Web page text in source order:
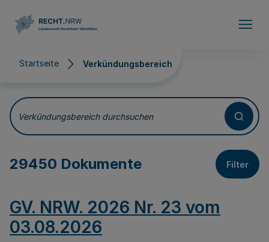
Startseite Verkündungsbereich
Verkündungsbereich
Verkündungsbereich durchsuchen
29450 Dokumente Filter
GV. NRW. 2026 Nr. 23 vom
03.08.2026